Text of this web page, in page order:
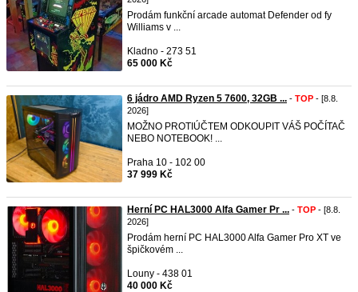
Prodám funkční arcade automat Defender od fy
Williams v ...
Kladno - 273 51
65 000 Kč
6 jádro AMD Ryzen 5 7600, 32GB ... - TOP - [8.8.
2026]
MOŽNO PROTIÚČTEM ODKOUPIT VÁŠ POČÍTAČ
NEBO NOTEBOOK! ...
Praha 10 - 102 00
37 999 Kč
Herní PC HAL3000 Alfa Gamer Pr ... - TOP - [8.8.
2026]
Prodám herní PC HAL3000 Alfa Gamer Pro XT ve
špičkovém ...
Louny - 438 01
40 000 Kč